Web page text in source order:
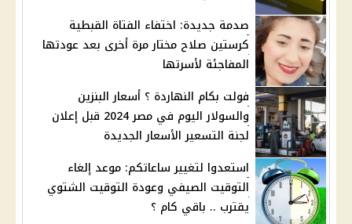
صدمة جديدة: اختفاء الفتاة القبطية
كرستين صلاح مختار مرة أخرى بعد عودتها
المفاجئة لأسرتها
فولت بكام النهاردة ؟ أسعار البنزين
والسولار اليوم في مصر 2024 قبل إعلان
لجنة التسعير الأسعار الجديدة
استعدوا لتغيير ساعاتكم: موعد إلغاء
التوقيت الصيفي وعودة التوقيت الشتوي
يقترب .. باقي كام ؟